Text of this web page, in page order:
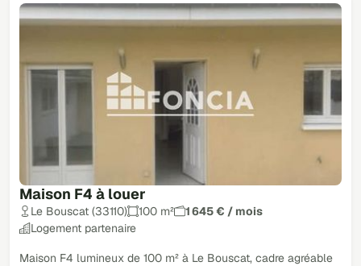
Maison F4 à louer
Le Bouscat (33110) 100 m²
1 645 € / mois
Logement partenaire
Maison F4 lumineux de 100 m² à Le Bouscat, cadre agréable